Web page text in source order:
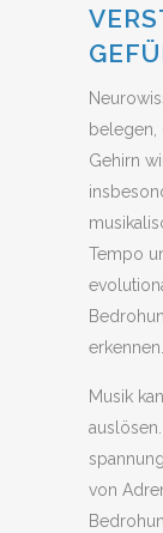
belegen,
Gehirn
Tempo
erkennen.
Musik
von